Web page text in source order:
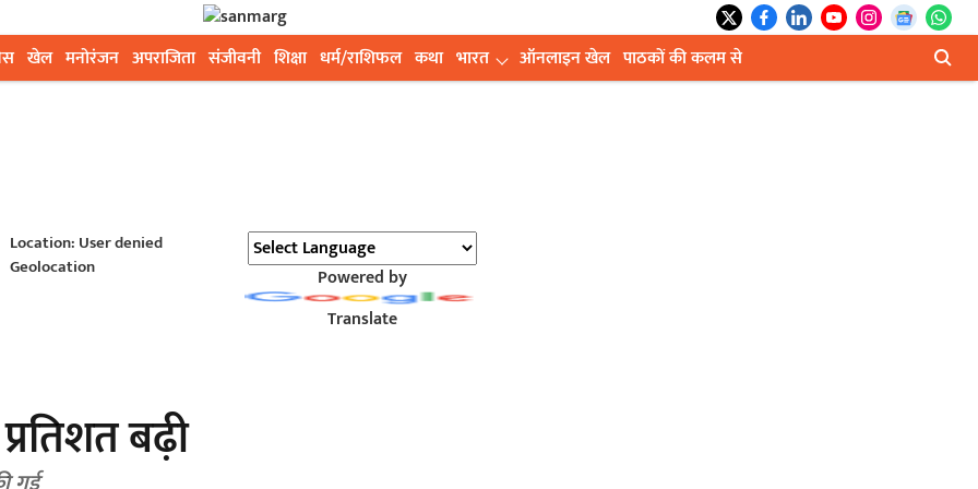
खेल मनोरंजन अपराजिता संजीवनी शिक्षा धर्म/राशिफल कथा भारत ऑनलाइन खेल पाठकों की कलम से
Location: User denied
Geolocation
Powered by
Translate
बढ़ी